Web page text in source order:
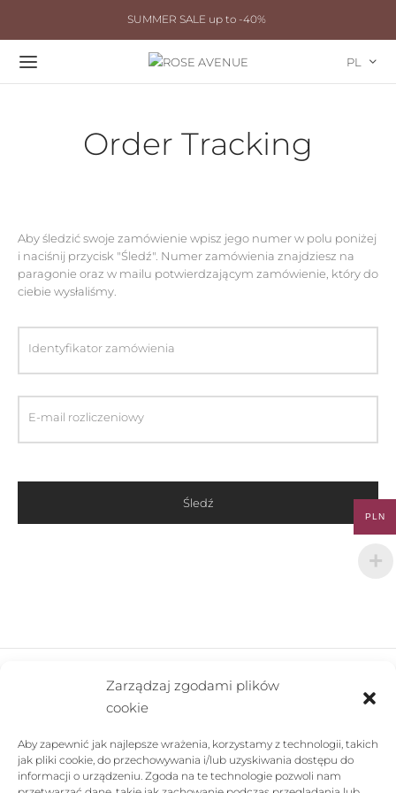
Zarządzaj zgodami plików
cookie
Aby zapewnić jak najlepsze wrażenia, korzystamy z technologii, takich
jak pliki cookie, do przechowywania i/lub uzyskiwania dostępu do
informacji o urządzeniu. Zgoda na te technologie pozwoli nam
SUMMER SALE up to -40%
PL
Order Tracking
Aby śledzić swoje zamówienie wpisz jego numer w polu poniżej
i naciśnij przycisk "Śledź". Numer zamówienia znajdziesz na
paragonie oraz w mailu potwierdzającym zamówienie, który do
ciebie wysłaliśmy.
Identyfikator zamówienia
E-mail rozliczeniowy
Śledź
POMOC
SKLEP
PLN